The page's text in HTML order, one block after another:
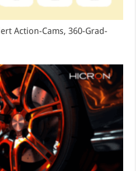
Action-Cams, 360-Grad-